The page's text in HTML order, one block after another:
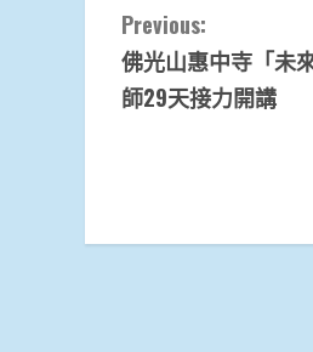
Continue
Reading
Previous:
佛光山惠中寺「未
師29天接力開講